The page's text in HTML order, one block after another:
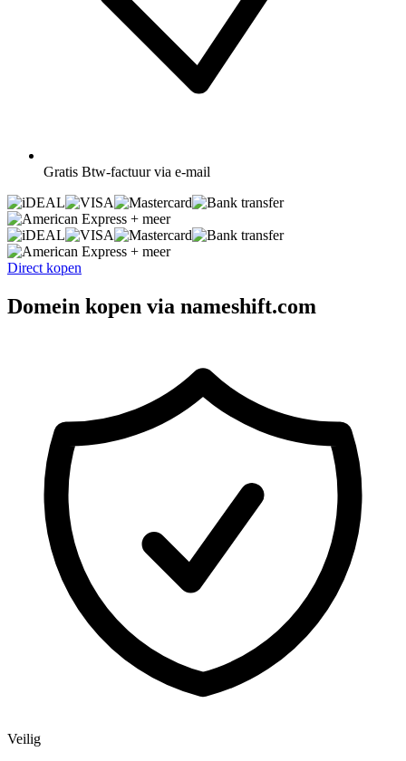
Gratis Btw-factuur via e-mail
+ meer
+ meer
Direct kopen
Domein kopen via nameshift.com
Veilig